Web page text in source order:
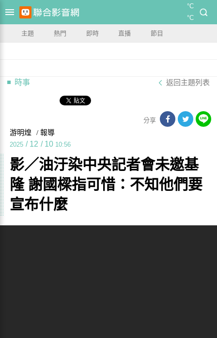
°C
°C
主題 熱門 即時 直播 節目
時事 返回主題列表
分享
游明煌 / 報導
2025 / 12 / 10 10:56
影／油汙染中央記者會未邀基
隆 謝國樑指可惜：不知他們要
宣布什麼